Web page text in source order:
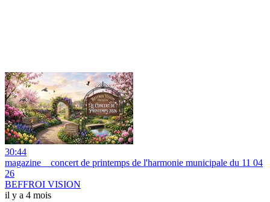
30:44
magazine _ concert de printemps de l'harmonie municipale du 11 04
26
BEFFROI VISION
il y a 4 mois